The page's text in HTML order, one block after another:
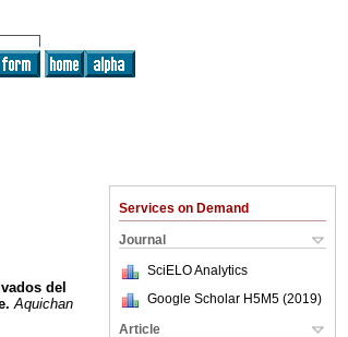
Services on Demand
Journal
SciELO Analytics
Google Scholar H5M5 (2019)
Article
del
Aquichan